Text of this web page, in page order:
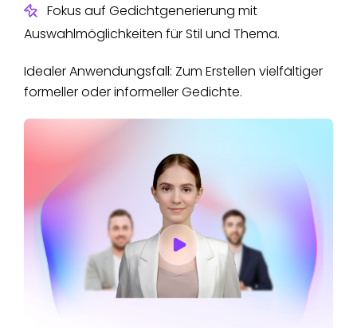
Fokus auf Gedichtgenerierung mit
Auswahlmöglichkeiten für Stil und Thema.
Idealer Anwendungsfall: Zum Erstellen vielfältiger
formeller oder informeller Gedichte.